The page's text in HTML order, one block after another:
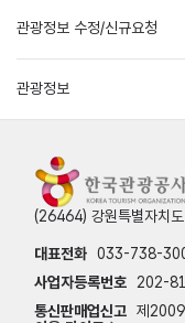
관광정보 수정/신규요청
관광정보
(26464) 강원특별자치
대표전화 033-738-
사업자등록번호
202-
통신판매업신고 제